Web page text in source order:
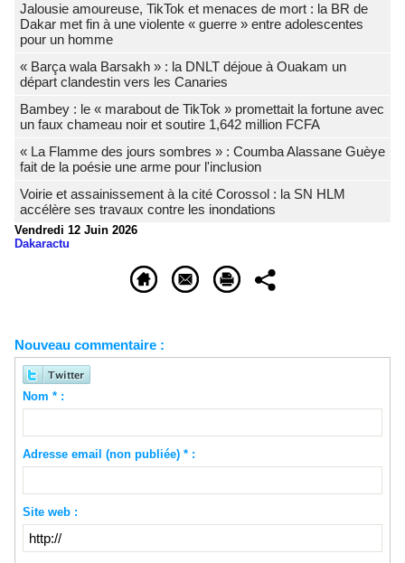
Jalousie amoureuse, TikTok et menaces de mort : la BR de
Dakar met fin à une violente « guerre » entre adolescentes
pour un homme
« Barça wala Barsakh » : la DNLT déjoue à Ouakam un
départ clandestin vers les Canaries
Bambey : le « marabout de TikTok » promettait la fortune avec
un faux chameau noir et soutire 1,642 million FCFA
« La Flamme des jours sombres » : Coumba Alassane Guèye
fait de la poésie une arme pour l'inclusion
Voirie et assainissement à la cité Corossol : la SN HLM
accélère ses travaux contre les inondations
Vendredi 12 Juin 2026
Dakaractu
Nouveau commentaire :
Nom * :
Adresse email (non publiée) * :
Site web :